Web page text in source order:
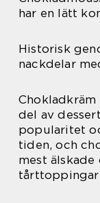
har en lätt
Historisk
nackdelar
del av
popularitet
tiden, och
mest